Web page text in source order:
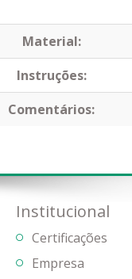
Material:
Instruções:
Comentários:
Institucional
Certificações
Empresa